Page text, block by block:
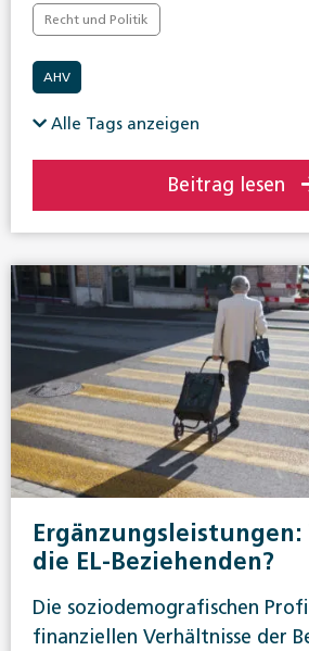
Recht und Politik
AHV
Alle Tags anzeigen
Beitrag lesen
Ergänzungsleistungen:
die EL-Beziehenden?
Die soziodemografischen
finanziellen Verhältnisse der